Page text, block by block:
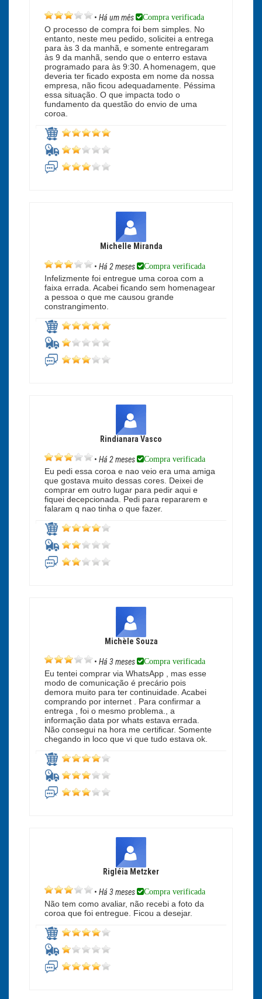
• Há um mês Compra verificada
O processo de compra foi bem simples. No
entanto, neste meu pedido, solicitei a entrega
para às 3 da manhã, e somente entregaram
às 9 da manhã, sendo que o enterro estava
programado para às 9:30. A homenagem, que
deveria ter ficado exposta em nome da nossa
empresa, não ficou adequadamente. Péssima
essa situação. O que impacta todo o
fundamento da questão do envio de uma
coroa.
Michelle Miranda
• Há 2 meses Compra verificada
Infelizmente foi entregue uma coroa com a
faixa errada. Acabei ficando sem homenagear
a pessoa o que me causou grande
constrangimento.
Rindianara Vasco
• Há 2 meses Compra verificada
Eu pedi essa coroa e nao veio era uma amiga
que gostava muito dessas cores. Deixei de
comprar em outro lugar para pedir aqui e
fiquei decepcionada. Pedi para repararem e
falaram q nao tinha o que fazer.
Michèle Souza
• Há 3 meses Compra verificada
Eu tentei comprar via WhatsApp , mas esse
modo de comunicação é precário pois
demora muito para ter continuidade. Acabei
comprando por internet . Para confirmar a
entrega , foi o mesmo problema., a
informação data por whats estava errada.
Não consegui na hora me certificar. Somente
chegando in loco que vi que tudo estava ok.
Rigléia Metzker
• Há 3 meses Compra verificada
Não tem como avaliar, não recebi a foto da
coroa que foi entregue. Ficou a desejar.